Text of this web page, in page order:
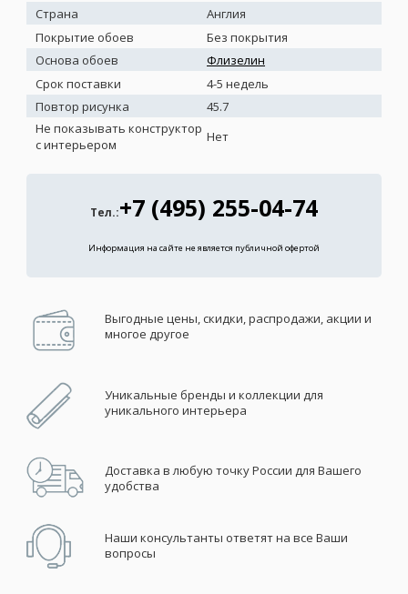
Страна
Англия
Покрытие обоев
Без покрытия
Основа обоев
Флизелин
Срок поставки
4-5 недель
Повтор рисунка
45.7
Не показывать конструктор
с интерьером
Нет
Тел.:+7 (495) 255-04-74
Информация на сайте не является публичной офертой
Выгодные цены, скидки, распродажи, акции и
многое другое
Уникальные бренды и коллекции для
уникального интерьера
Доставка в любую точку России для Вашего
удобства
Наши консультанты ответят на все Ваши
вопросы